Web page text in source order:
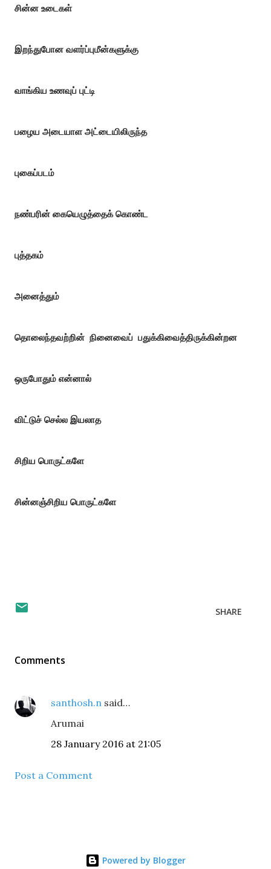
சின்ன உடைகள்
இறந்துபோன வளர்ப்புமீன்களுக்கு
வாங்கிய உணவுப் புட்டி
பழைய அடையாள அட்டையிலிருந்த
புகைப்படம்
நண்பரின் கையெழுத்தைக் கொண்ட
புத்தகம்
அனைத்தும்
தொலைந்தவற்றின் நினைவைப் பதுக்கிவைத்திருக்கின்றன
ஒருபோதும் என்னால்
விட்டுச் செல்ல இயலாத
சிறிய பொருட்களே
சின்னஞ்சிறிய பொருட்களே
SHARE
Comments
santhosh.n said…
Arumai
28 January 2016 at 21:05
Post a Comment
Powered by Blogger